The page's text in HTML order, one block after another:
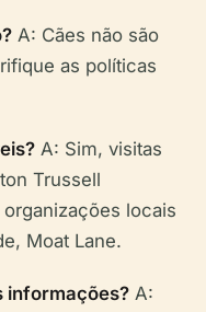
A: Cães não são
as políticas
A: Sim, visitas
Trussell
locais
Moat Lane.
informações? A: